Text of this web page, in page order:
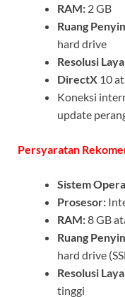
RAM: 2 GB
Ruang
hard drive
Resolusi
DirectX 10
Koneksi
update
Persyaratan
Sistem
Prosesor:
RAM:8 GB
Ruang
hard drive
Resolusi
tinggi